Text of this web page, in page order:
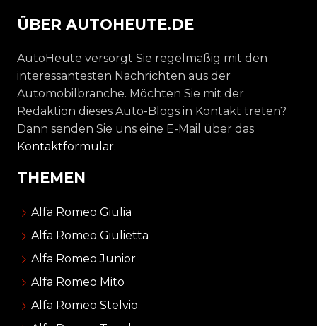
ÜBER AUTOHEUTE.DE
AutoHeute versorgt Sie regelmäßig mit den
interessantesten Nachrichten aus der
Automobilbranche. Möchten Sie mit der
Redaktion dieses Auto-Blogs in Kontakt treten?
Dann senden Sie uns eine E-Mail über das
Kontaktformular.
THEMEN
Alfa Romeo Giulia
Alfa Romeo Giulietta
Alfa Romeo Junior
Alfa Romeo Mito
Alfa Romeo Stelvio